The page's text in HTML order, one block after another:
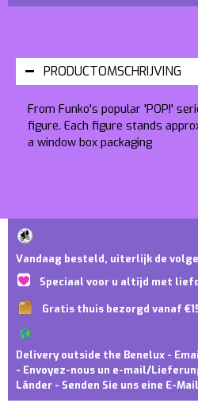
PRODUCTOMSCHRIJVING
From Funko's popular 'POP!'
figure. Each figure stands
a window box packaging
Vandaag besteld, uiterlijk de
Speciaal voor u altijd met
Gratis thuis bezorgd vanaf
Delivery outside the Benelux -
- Envoyez-nous un e-mail/
Länder - Senden Sie uns eine E-